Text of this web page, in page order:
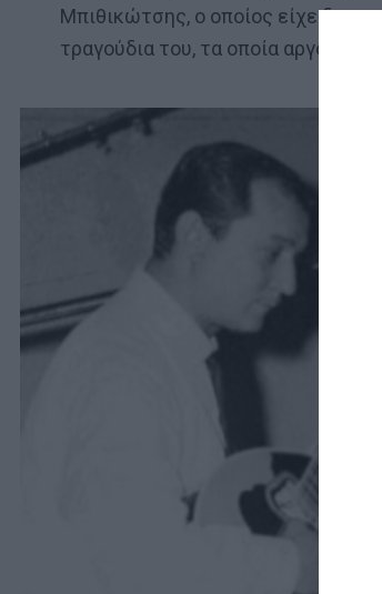
Μπιθικώτσης, ο οποίος είχε
τραγούδια του, τα οποία αργότερα